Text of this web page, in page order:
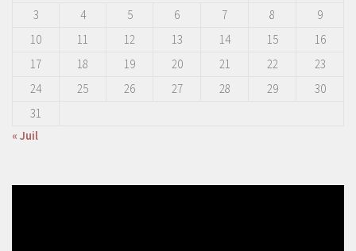
3
4 5 6 7 8
9
10
11 12 13 14 15
16
17
18 19 20 21 22
23
24
25 26 27 28 29
30
31
« Juil